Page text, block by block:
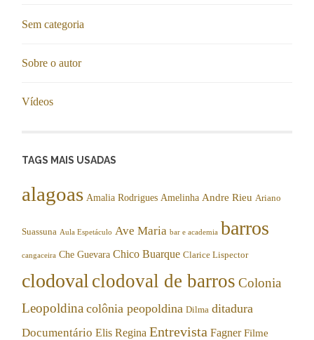
Sem categoria
Sobre o autor
Vídeos
TAGS MAIS USADAS
alagoas Amalia Rodrigues Amelinha Andre Rieu Ariano
Suassuna Aula Espetáculo Ave Maria bar e academia barros
cangaceira Che Guevara Chico Buarque Clarice Lispector
clodoval clodoval de barros Colonia
Leopoldina colônia peopoldina Dilma ditadura
Documentário Elis Regina Entrevista Fagner Filme